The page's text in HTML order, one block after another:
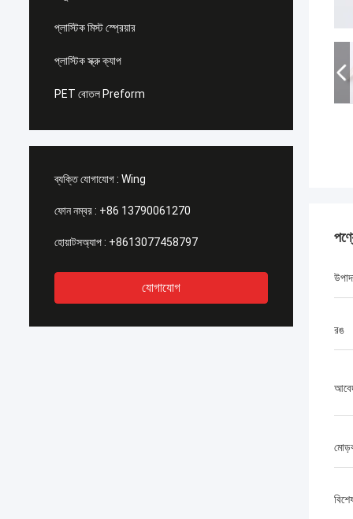
প্লাস্টিক মিস্ট স্প্রেয়ার
প্লাস্টিক স্ক্রু ক্যাপ
PET বোতল Preform
ব্যক্তি যোগাযোগ : Wing
ফোন নম্বর : +86 13790061270
হোয়াটসঅ্যাপ : +8613077458797
যোগাযোগ
রঙ